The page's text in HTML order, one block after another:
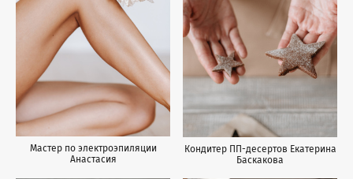
Мастер по электроэпиляции
Анастасия
Кондитер ПП-десертов Екатерина
Баскакова